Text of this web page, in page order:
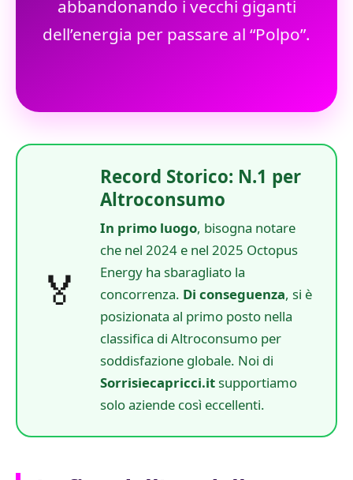
abbandonando i vecchi giganti
dell’energia per passare al “Polpo”.
🏅
Record Storico: N.1 per
Altroconsumo
In primo luogo, bisogna notare
che nel 2024 e nel 2025 Octopus
Energy ha sbaragliato la
concorrenza. Di conseguenza, si è
posizionata al primo posto nella
classifica di Altroconsumo per
soddisfazione globale. Noi di
Sorrisiecapricci.itsupportiamo
solo aziende così eccellenti.